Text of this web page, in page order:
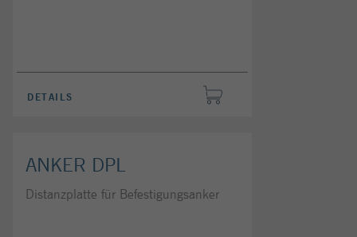
DETAILS
ANKER DPL
Distanzplatte für Befestigungsanker